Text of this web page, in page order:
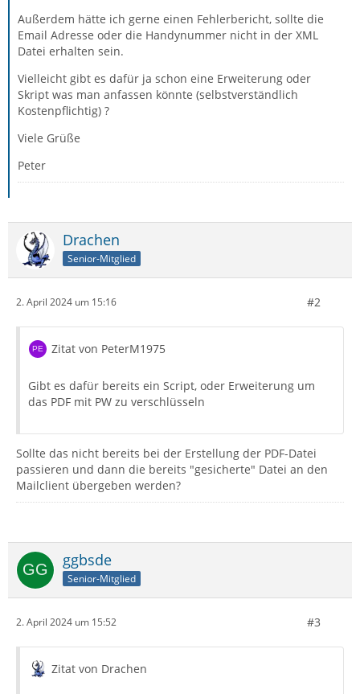
Außerdem hätte ich gerne einen Fehlerbericht, sollte die
Email Adresse oder die Handynummer nicht in der XML
Datei erhalten sein.
Vielleicht gibt es dafür ja schon eine Erweiterung oder
Skript was man anfassen könnte (selbstverständlich
Kostenpflichtig) ?
Viele Grüße
Peter
Drachen
Senior-Mitglied
2. April 2024 um 15:16 #2
Zitat von PeterM1975
Gibt es dafür bereits ein Script, oder Erweiterung um
das PDF mit PW zu verschlüsseln
Sollte das nicht bereits bei der Erstellung der PDF-Datei
passieren und dann die bereits "gesicherte" Datei an den
Mailclient übergeben werden?
ggbsde
Senior-Mitglied
2. April 2024 um 15:52 #3
Zitat von Drachen